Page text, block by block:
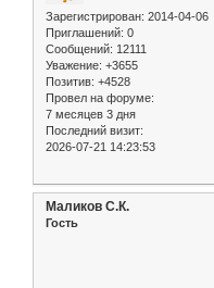
Зарегистрирован: 2014-04-06
Приглашений: 0
Сообщений: 12111
Уважение: +3655
Позитив: +4528
Провел на форуме:
7 месяцев 3 дня
Последний визит:
2026-07-21 14:23:53
Маликов С.К.
Гость